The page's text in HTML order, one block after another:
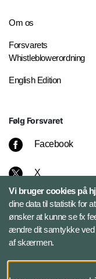
Om os
Forsvarets
Whistleblowerordning
English Edition
Følg Forsvaret
Facebook
X
Instagram
Bluesky
LinkedIn
Vi bruger cookies på
dine data til statistik for
ønsker at kunne se fx
ændre dit samtykke ved
af skærmen.